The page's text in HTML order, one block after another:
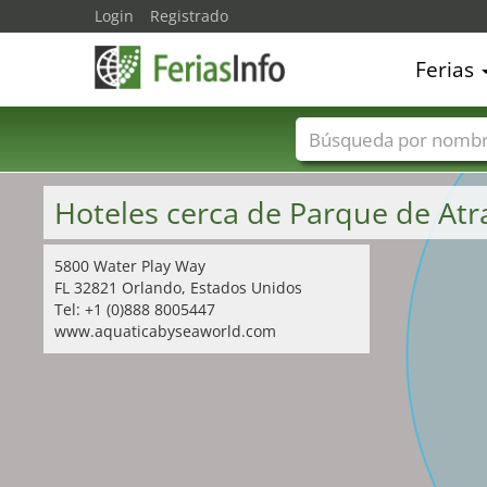
Hoteles cerca de Parque de
5800 Water Play Way
FL 32821 Orlando, Estados Unidos
Tel: +1 (0)888 8005447
www.aquaticabyseaworld.com
Login Registrado
Ferias
Nombres de ferias